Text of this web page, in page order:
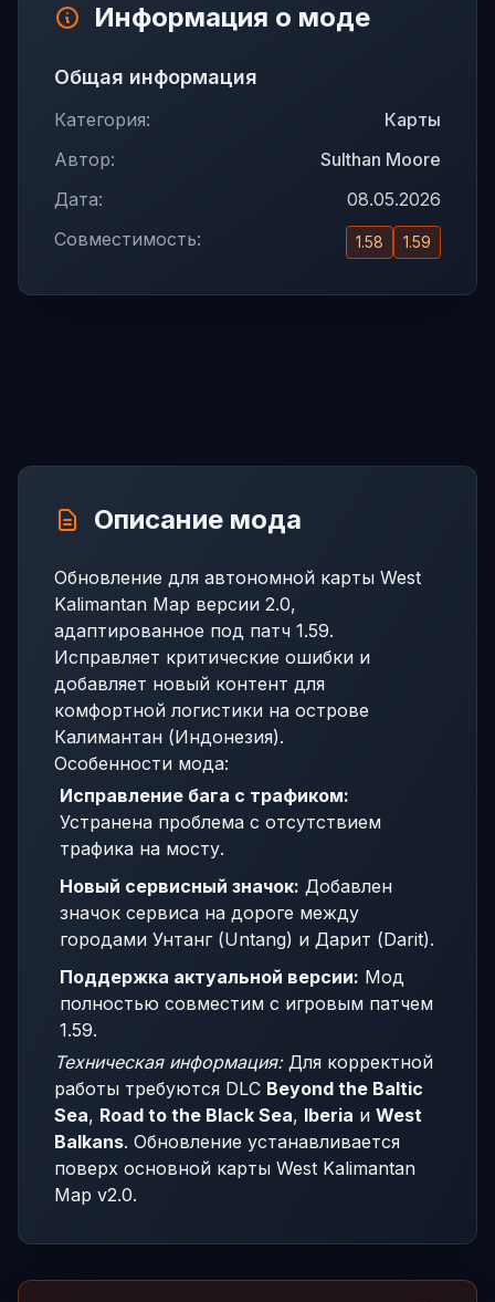
Информация о моде
Общая информация
Категория:
Карты
Автор:
Sulthan Moore
Дата:
08.05.2026
Совместимость:
1.58 1.59
Описание мода
Обновление для автономной карты West
Kalimantan Map версии 2.0,
адаптированное под патч 1.59.
Исправляет критические ошибки и
добавляет новый контент для
комфортной логистики на острове
Калимантан (Индонезия).
Особенности мода:
Исправление бага с трафиком:
Устранена проблема с отсутствием
трафика на мосту.
Новый сервисный значок: Добавлен
значок сервиса на дороге между
городами Унтанг (Untang) и Дарит (Darit).
Поддержка актуальной версии: Мод
полностью совместим с игровым патчем
1.59.
Техническая информация:Для корректной
работы требуются DLC Beyond the Baltic
Sea, Road to the Black Sea, Iberia и West
Balkans. Обновление устанавливается
поверх основной карты West Kalimantan
Map v2.0.